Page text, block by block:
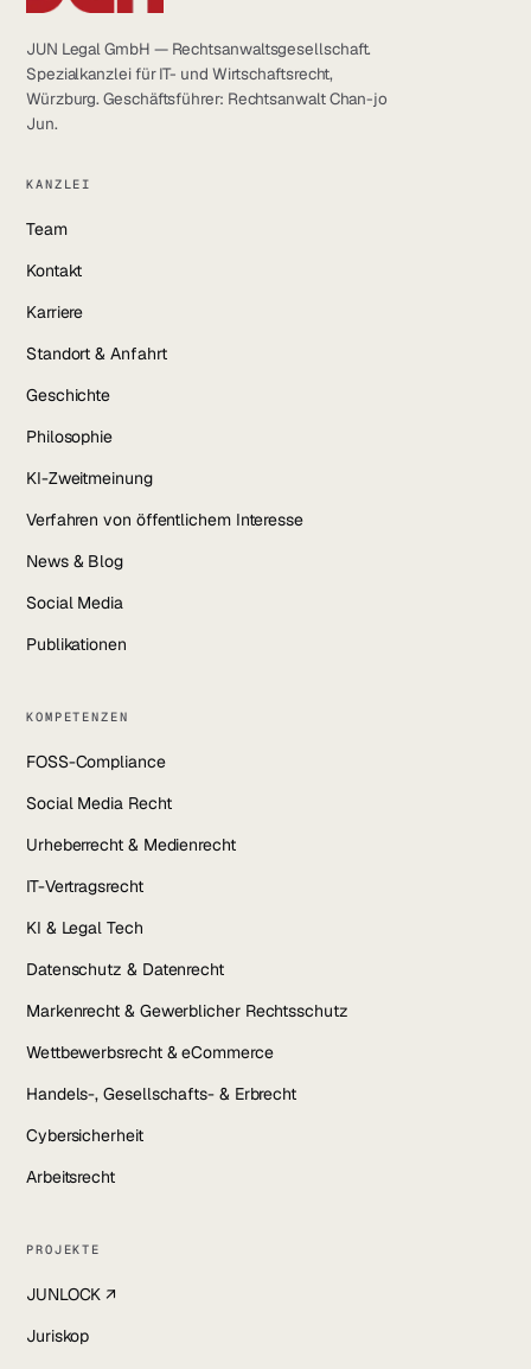
JUN Legal GmbH — Rechtsanwaltsgesellschaft.
Spezialkanzlei für IT- und Wirtschaftsrecht,
Würzburg. Geschäftsführer: Rechtsanwalt Chan-jo
Jun.
KANZLEI
Team
Kontakt
Karriere
Standort & Anfahrt
Geschichte
Philosophie
KI-Zweitmeinung
Verfahren von öffentlichem Interesse
News & Blog
Social Media
Publikationen
KOMPETENZEN
FOSS-Compliance
Social Media Recht
Urheberrecht & Medienrecht
IT-Vertragsrecht
KI & Legal Tech
Datenschutz & Datenrecht
Markenrecht & Gewerblicher Rechtsschutz
Wettbewerbsrecht & eCommerce
Handels-, Gesellschafts- & Erbrecht
Cybersicherheit
Arbeitsrecht
PROJEKTE
JUNLOCK ↗
Juriskop